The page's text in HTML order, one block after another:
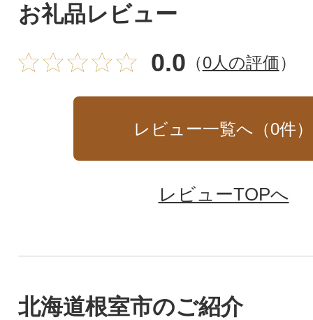
お礼品レビュー
0.0 （0人の評価）
レビュー一覧へ（0件）
レビューTOPへ
北海道根室市のご紹介